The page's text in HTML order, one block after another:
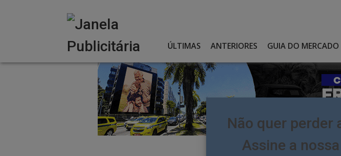
ÚLTIMAS ANTERIORES GUIA DO MERCADO
Não quer perder
Assine a